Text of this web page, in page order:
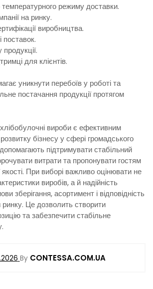
режиму доставки.
на ринку.
виробництва.
поставок.
для клієнтів.
уникнути перебоїв у роботі та
постачання продукції протягом
хлібобулочні вироби є ефективним
бізнесу у сфері громадського
підтримувати стабільний
витрати та пропонувати гостям
При виборі важливо оцінювати не
виробів, а й надійність
зберігання, асортимент і відповідність
Це дозволить створити
та забезпечити стабільне
By CONTESSA.COM.UA